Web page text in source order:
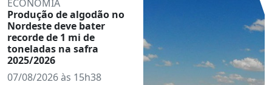
ECONOMIA
Produção de algodão no
Nordeste deve bater
recorde de 1 mi de
toneladas na safra
2025/2026
07/08/2026 às 15h38